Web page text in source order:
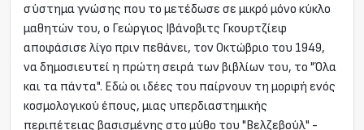
σύστημα γνώσης που το μετέδωσε σε μικρό μόνο κύκλο
μαθητών του, ο Γεώργιος Ιβάνοβιτς Γκουρτζίεφ
αποφάσισε λίγο πριν πεθάνει, τον Οκτώβριο του 1949,
να δημοσιευτεί η πρώτη σειρά των βιβλίων του, το "Όλα
και τα πάντα". Εδώ οι ιδέες του παίρνουν τη μορφή ενός
κοσμολογικού έπους, μιας υπερδιαστημικής
περιπέτειας βασισμένης στο μύθο του "Βελζεβούλ" -